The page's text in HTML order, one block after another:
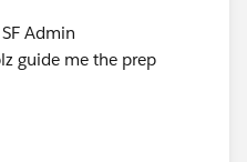
Admin
guide me the prep